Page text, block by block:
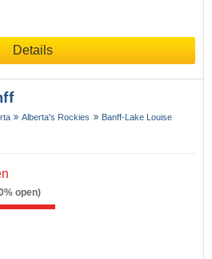
Details
Alberta's Rockies Banff-Lake Louise
open)